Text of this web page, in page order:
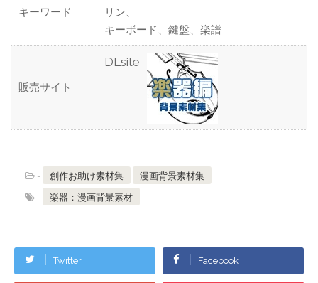
キーワード
リン、
キーボード、鍵盤、楽譜
販売サイト
DLsite
- 創作お助け素材集
漫画背景素材集
-
楽器：漫画背景素材
Twitter Facebook